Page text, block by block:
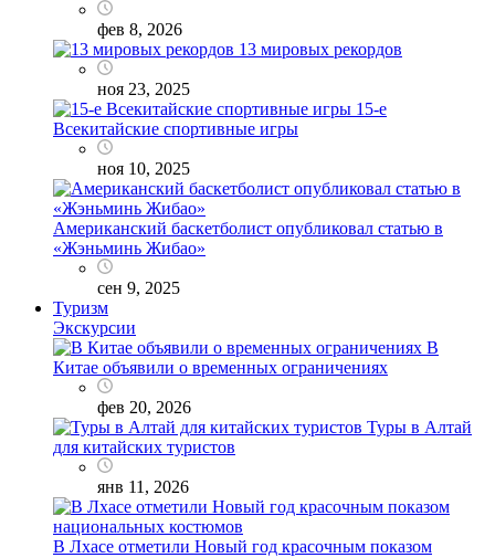
фев 8, 2026
13 мировых рекордов
ноя 23, 2025
15-е
Всекитайские спортивные игры
ноя 10, 2025
Американский баскетболист опубликовал статью в
«Жэньминь Жибао»
сен 9, 2025
Туризм
Экскурсии
В
Китае объявили о временных ограничениях
фев 20, 2026
Туры в Алтай
для китайских туристов
янв 11, 2026
В Лхасе отметили Новый год красочным показом